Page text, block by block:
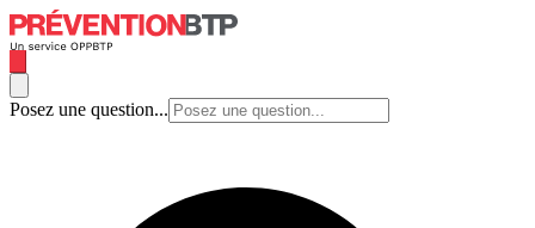
Posez une question...